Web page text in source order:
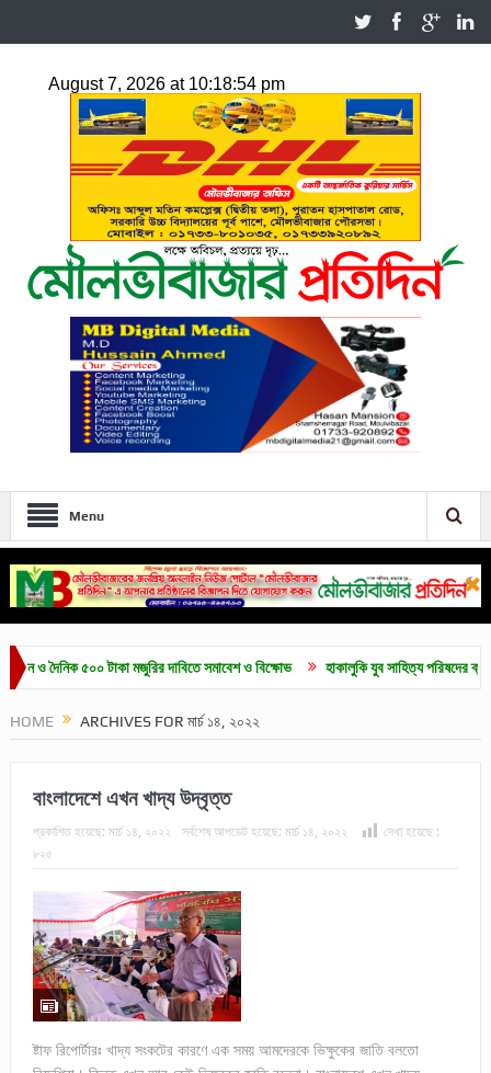
Menu
৫০০ টাকা মজুরির দাবিতে সমাবেশ ও বিক্ষোভ হাকালুকি যুব সাহিত্য পরিষদের ক্যারিয়ার
HOME ARCHIVES FOR মার্চ ১৪, ২০২২
বাংলাদেশে এখন খাদ্য উদ্বৃত্ত
প্রকাশিত হয়েছে: মার্চ ১৪, ২০২২ সর্বশেষ আপডেট হয়েছে: মার্চ ১৪, ২০২২
দেখা হয়েছে :
৮২৫
ষ্টাফ রিপোর্টারঃ খাদ্য সংকটের কারণে এক সময় আমদেরকে ভিক্ষুকের জাতি বলতো